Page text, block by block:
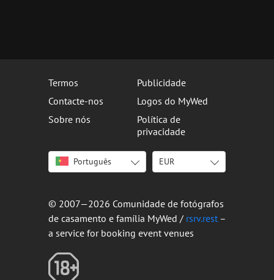
Termos
Publicidade
Contacte-nos
Logos do MyWed
Sobre nós
Política de
privacidade
Português
English
Français
Español
Українська
EUR
USD
© 2007—2026 Comunidade de fotógrafos
de casamento e família MyWed / rsrv.rest –
a service for booking event venues